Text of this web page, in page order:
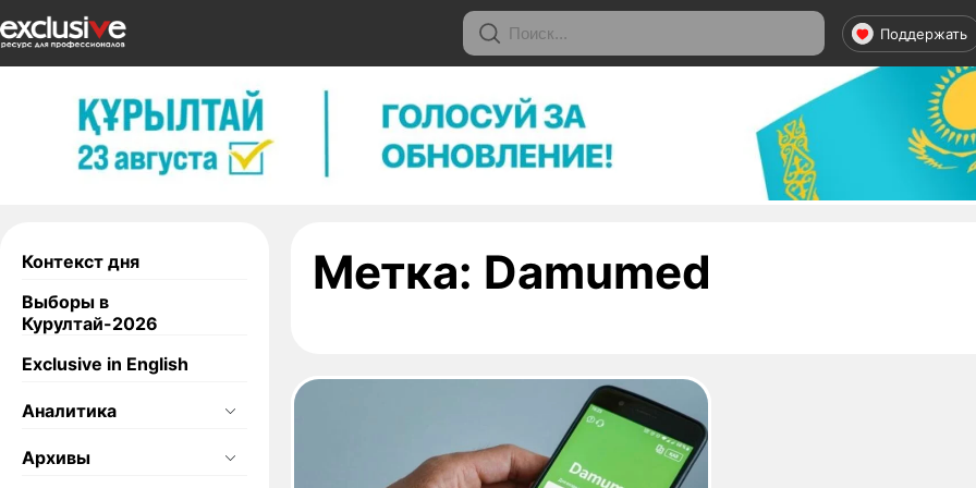
Поддержать
Контекст дня
Выборы в
Курултай-2026
Exclusive in English
Аналитика
Архивы
Метка: Damumed